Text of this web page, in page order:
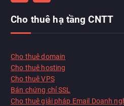
Cho thuê hạ tầng CNTT
Cho thuê domain
Cho thuê hosting
Cho thuê VPS
Bán chứng chỉ SSL
Cho thuê giải pháp Email Doanh
Chat với chúng tôi
Họ tên*